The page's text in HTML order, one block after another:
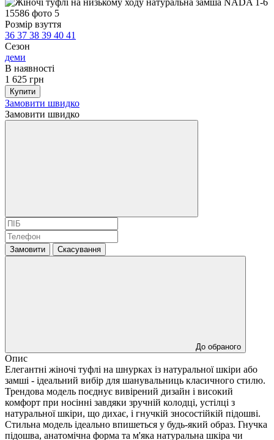
Розмір взуття
36 37 38 39 40 41
Сезон
деми
В наявності
1 625 грн
Купити
Замовити швидко
Замовити швидко
Замовити Скасування
До обраного
Опис
Елегантні жіночі туфлі на шнурках із натуральної шкіри або
замші - ідеальний вибір для шанувальниць класичного стилю.
Трендова модель поєднує вивірений дизайн і високий
комфорт при носінні завдяки зручній колодці, устілці з
натуральної шкіри, що дихає, і гнучкій зносостійкій підошві.
Стильна модель ідеально впишеться у будь-який образ. Гнучка
підошва, анатомічна форма та м'яка натуральна шкіра чи